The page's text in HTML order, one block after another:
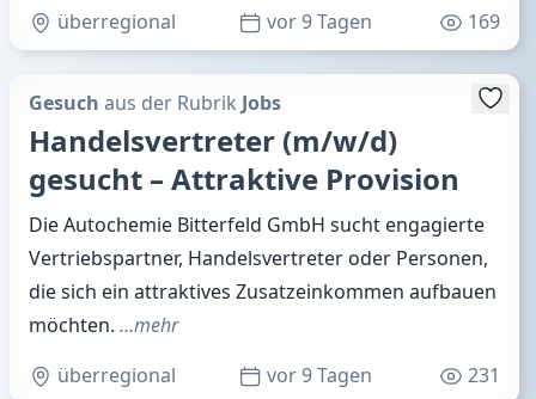
überregional
vor 9 Tagen 169
Gesuch aus der Rubrik Jobs
Handelsvertreter (m/w/d)
gesucht – Attraktive Provision
Die Autochemie Bitterfeld GmbH sucht engagierte
Vertriebspartner, Handelsvertreter oder Personen,
die sich ein attraktives Zusatzeinkommen aufbauen
möchten. …mehr
überregional
vor 9 Tagen 231